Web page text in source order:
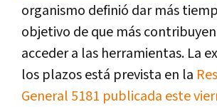
organismo definió dar más
objetivo de que más
acceder a las herramientas. La
los plazos está prevista en la
General 5181 publicada este